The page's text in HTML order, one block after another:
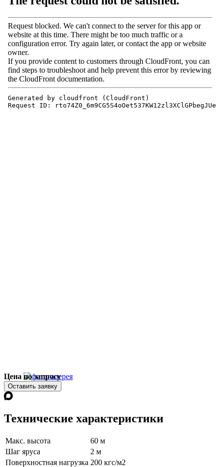
Цена по запросу
Оставить заявку
Технические характеристики
Макс. высота
60 м
Шаг яруса
2 м
Поверхностная нагрузка 200 кгс/м2